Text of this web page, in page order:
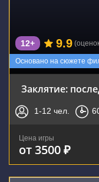
Основано на сюжете
12+ 9.9
Заклятие:
1-12 чел.
Цена игры
от 3500 ₽